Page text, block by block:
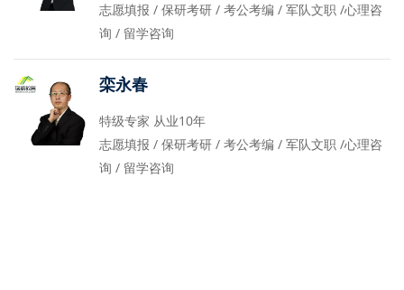
志愿填报 / 保研考研 / 考公考编 / 军队文职 /心理咨
询 / 留学咨询
栾永春
特级专家 从业10年
志愿填报 / 保研考研 / 考公考编 / 军队文职 /心理咨
询 / 留学咨询